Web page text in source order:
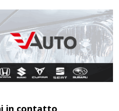
della Pro Loco
estrema e gli incendi
dell’acqua
e chiusi tutti i sentieri